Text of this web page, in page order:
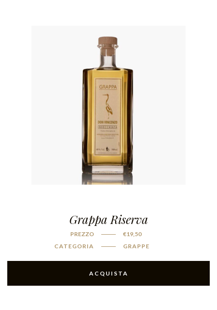
Grappa Riserva
PREZZO €19,50
CATEGORIA
GRAPPE
ACQUISTA